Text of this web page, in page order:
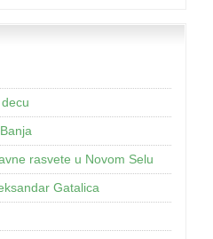
rasvete u Novom Selu
Gatalica